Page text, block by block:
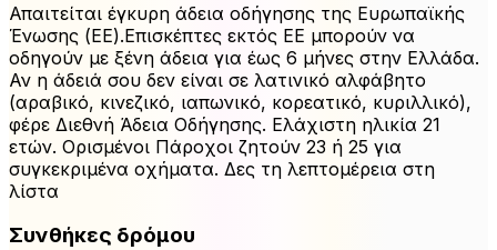
Απαιτείται έγκυρη άδεια οδήγησης της Ευρωπαϊκής
Ένωσης (ΕΕ).Επισκέπτες εκτός ΕΕ μπορούν να
οδηγούν με ξένη άδεια για έως 6 μήνες στην Ελλάδα.
Αν η άδειά σου δεν είναι σε λατινικό αλφάβητο
(αραβικό, κινεζικό, ιαπωνικό, κορεατικό, κυριλλικό),
φέρε Διεθνή Άδεια Οδήγησης. Ελάχιστη ηλικία 21
ετών. Ορισμένοι Πάροχοι ζητούν 23 ή 25 για
συγκεκριμένα οχήματα. Δες τη λεπτομέρεια στη
λίστα
Συνθήκες δρόμου